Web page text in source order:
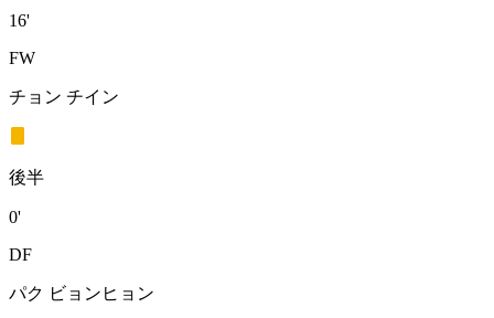
16'
FW
チョン チイン
後半
0'
DF
パク ビョンヒョン